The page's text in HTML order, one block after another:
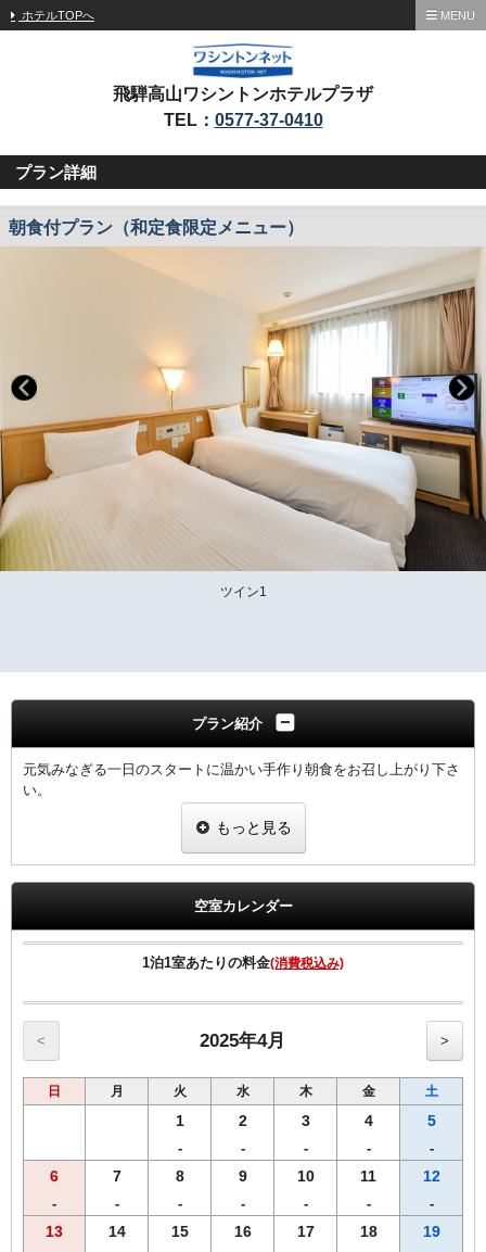
ホテルTOPへ MENU
飛騨高山ワシントンホテルプラザ
TEL： 0577-37-0410
プラン詳細
朝食付プラン（和定食限定メニュー）
ツイン1
プラン紹介
元気みなぎる一日のスタートに温かい手作り朝食をお召し上がり下さ
い。
領収書は、宿泊代として一括表記されます。
飛騨の郷土料理を豊富に盛り込んだ和定食（現在和朝食のみの提供と
なります）
完備。
・ご宿泊者様専用の大浴場をご利用いただけます。
もっと見る
空室カレンダー
1泊1室あたりの料金(消費税込み)
< 2025年4月 >
日 月 火 水 木 金 土
1
-
2
-
3
-
4
-
5
-
6
-
7
-
8
-
9
-
10
-
11
-
12
-
13 14 15 16 17 18 19